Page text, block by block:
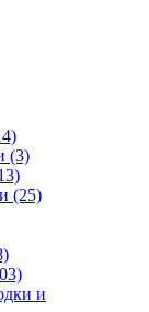
(3)
(25)
и